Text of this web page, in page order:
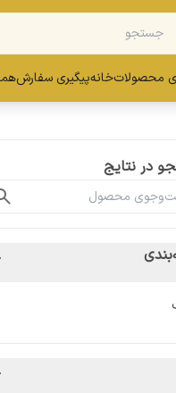
محصولاتخانهپیگیری سفارش
در نتایج